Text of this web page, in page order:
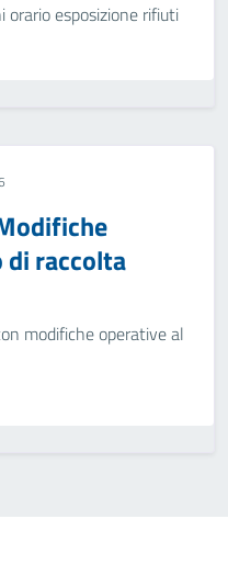
orario esposizione rifiuti
di raccolta
modifiche operative al